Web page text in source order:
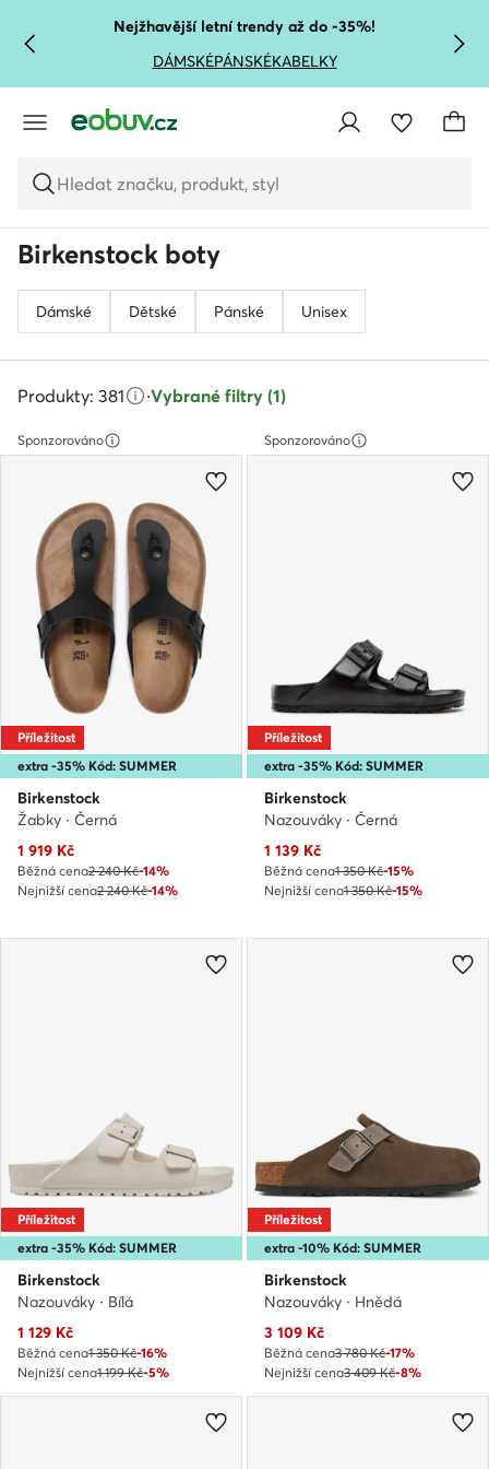
PŘEJÍT NA HLAVNÍ OBSAH
PŘEJÍT NA VYHLEDÁVÁNÍ
Nejžhavější letní trendy až do -35%!
DÁMSKÉPÁNSKÉKABELKY
Hledat značku, produkt, styl
Birkenstock boty
Dámské Dětské Pánské Unisex
Produkty: 381 ·Vybrané filtry (1)
Sponzorováno
extra -35% Kód: SUMMER
Příležitost
Birkenstock
Žabky · Černá
Aktuální cena
1 919 Kč
Běžná cena2 240 Kč-14%
Nejnižší cena2 240 Kč-14%
Sponzorováno
extra -35% Kód: SUMMER
Příležitost
Birkenstock
Nazouváky · Černá
Aktuální cena
1 139 Kč
Běžná cena1 350 Kč-15%
Nejnižší cena1 350 Kč-15%
extra -35% Kód: SUMMER
Příležitost
Birkenstock
Nazouváky · Bílá
Aktuální cena
1 129 Kč
Běžná cena1 350 Kč-16%
Nejnižší cena1 199 Kč-5%
extra -10% Kód: SUMMER
Příležitost
Birkenstock
Nazouváky · Hnědá
Aktuální cena
3 109 Kč
Běžná cena3 780 Kč-17%
Nejnižší cena3 409 Kč-8%